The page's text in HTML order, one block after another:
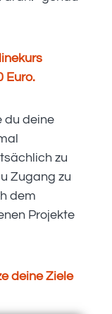
Euro.
du deine
zu
Zugang zu
dem
Projekte
deine Ziele